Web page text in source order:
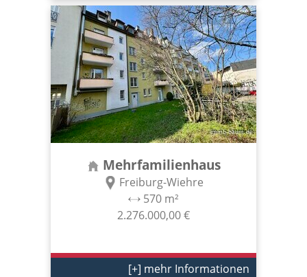
Mehrfamilienhaus
Freiburg-Wiehre
570 m²
2.276.000,00 €
[+] mehr Informationen